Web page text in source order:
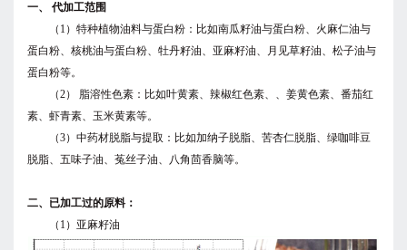
一、 代加工范围
（1）特种植物油料与蛋白粉：比如南瓜籽油与蛋白粉、火麻仁油与
蛋白粉、核桃油与蛋白粉、牡丹籽油、亚麻籽油、月见草籽油、松子油与
蛋白粉等。
（2） 脂溶性色素：比如叶黄素、辣椒红色素、、姜黄色素、番茄红
素、虾青素、玉米黄素等。
（3）中药材脱脂与提取：比如加纳子脱脂、苦杏仁脱脂、绿咖啡豆
脱脂、五味子油、菟丝子油、八角茴香脑等。
二、已加工过的原料：
（1）亚麻籽油